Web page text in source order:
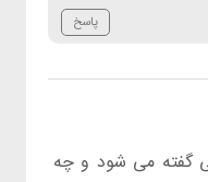
پاسخ
گفته می شود و چه